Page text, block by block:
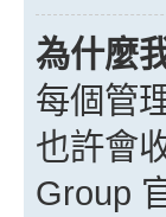
為什麼
每個管
也許會
Group